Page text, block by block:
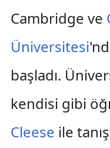
Cambridge ve
Üniversitesi
başladı.
kendisi gibi
Cleese ile